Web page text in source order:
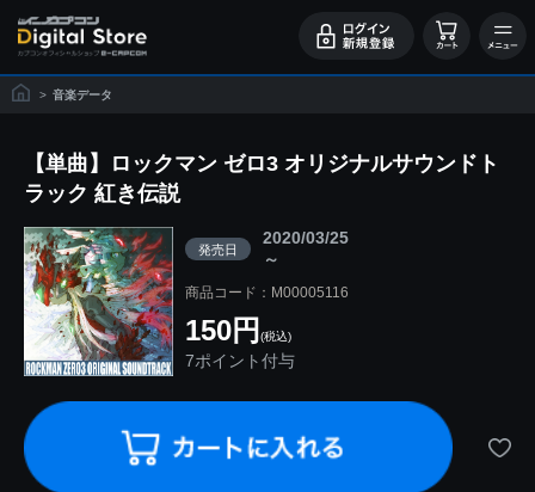
> 音楽データ
【単曲】ロックマン ゼロ3 オリジナルサウンドト
ラック 紅き伝説
発売日
2020/03/25
～
商品コード：M00005116
150円 (税込)
7ポイント付与